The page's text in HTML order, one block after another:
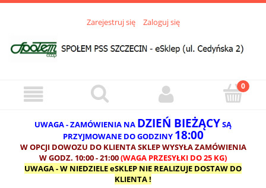
Zarejestruj się Zaloguj się
UWAGA - ZAMÓWIENIA NA DZIEŃ BIEŻĄCYSĄ
PRZYJMOWANE DO GODZINY 18:00
W OPCJI DOWOZU DO KLIENTA SKLEP WYSYŁA ZAMÓWIENIA
W GODZ. 10:00 - 21:00(WAGA PRZESYŁKI DO 25 KG)
UWAGA - W NIEDZIELE eSKLEP NIE REALIZUJE DOSTAW DO
KLIENTA !